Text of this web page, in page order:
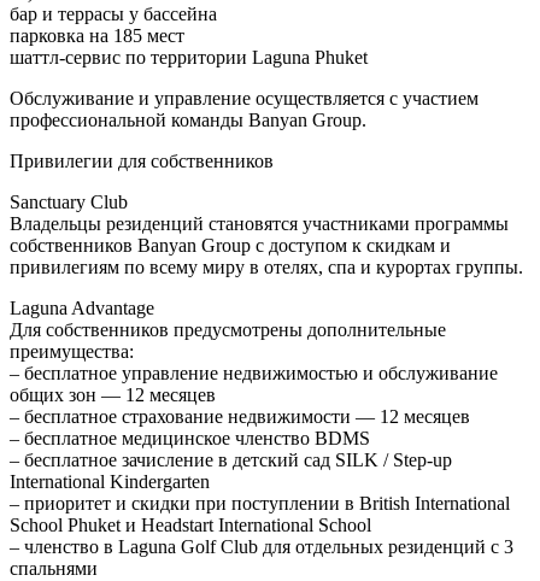
бар и террасы у бассейна
парковка на 185 мест
шаттл-сервис по территории Laguna Phuket
Обслуживание и управление осуществляется с участием
профессиональной команды Banyan Group.
Привилегии для собственников
Sanctuary Club
Владельцы резиденций становятся участниками программы
собственников Banyan Group с доступом к скидкам и
привилегиям по всему миру в отелях, спа и курортах группы.
Laguna Advantage
Для собственников предусмотрены дополнительные
преимущества:
– бесплатное управление недвижимостью и обслуживание
общих зон — 12 месяцев
– бесплатное страхование недвижимости — 12 месяцев
– бесплатное медицинское членство BDMS
– бесплатное зачисление в детский сад SILK / Step-up
International Kindergarten
– приоритет и скидки при поступлении в British International
School Phuket и Headstart International School
– членство в Laguna Golf Club для отдельных резиденций с 3
спальнями